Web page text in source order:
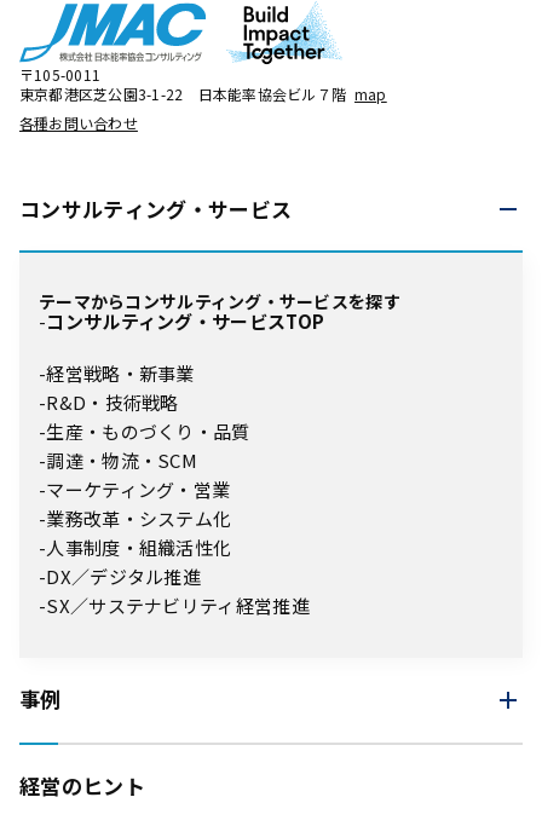
〒105-0011
東京都港区芝公園3-1-22 日本能率協会ビル７階 map
各種お問い合わせ
コンサルティング・ サービス
テーマからコンサルティング・サービスを探す
コンサルティング・サービスTOP
経営戦略・新事業
R&D・技術戦略
生産・ものづくり・品質
調達・物流・SCM
マーケティング・営業
業務改革・システム化
人事制度・組織活性化
DX／デジタル推進
SX／サステナビリティ経営推進
事例
経営のヒント